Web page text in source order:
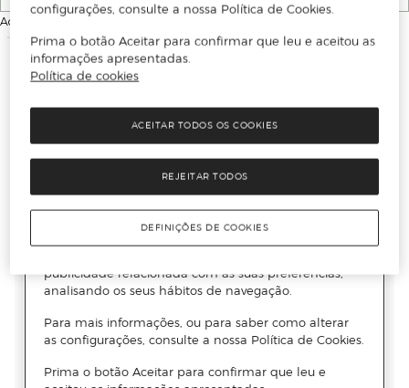
Ao continuar, aceitas as
configurações, consulte a nossa Política de Cookies.
Prima o botão Aceitar para confirmar que leu e aceitou as
informações apresentadas.
Política de cookies
REJEITAR TODOS
ACEITAR TODOS OS COOKIES
DEFINIÇÕES DE COOKIES